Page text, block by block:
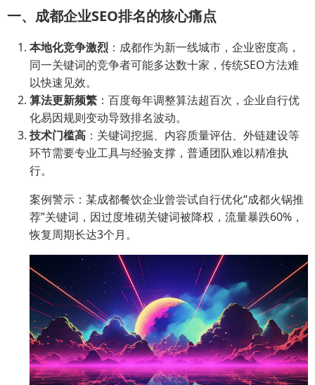
一、成都企业SEO排名的核心痛点
本地化竞争激烈 ：成都作为新一线城市，企业密度高，
同一关键词的竞争者可能多达数十家，传统SEO方法难
以快速见效。
算法更新频繁 ：百度每年调整算法超百次，企业自行优
化易因规则变动导致排名波动。
技术门槛高 ：关键词挖掘、内容质量评估、外链建设等
环节需要专业工具与经验支撑，普通团队难以精准执
行。
案例警示：某成都餐饮企业曾尝试自行优化“成都火锅推
荐”关键词，因过度堆砌关键词被降权，流量暴跌60%，
恢复周期长达3个月。